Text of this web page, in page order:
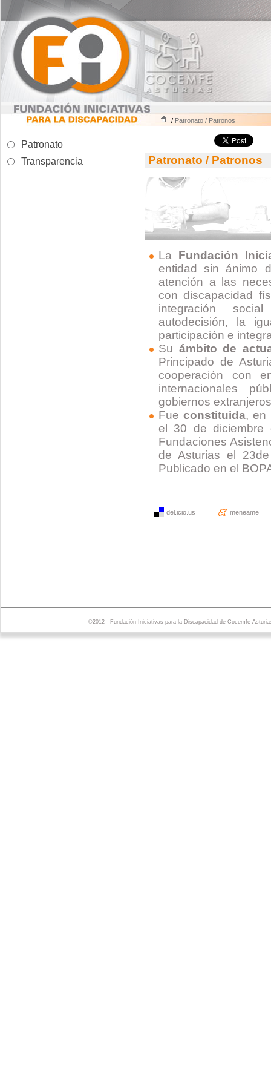
/ Patronato / Patronos
Patronato
Transparencia
Patronato / Patronos
La Fundación
entidad sin ánimo
atención a las
con discapacidad
integración
autodecisión, la
participación e
Su ámbito de
Principado de
cooperación con
internacionales
gobiernos
Fueconstituida, en
el 30 de
Fundaciones
de Asturias el
Publicado en el
del.icio.us meneame
©2012 - Fundación Iniciativas para la Discapacidad de Cocemfe